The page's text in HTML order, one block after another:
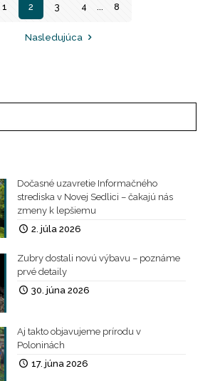
1 2 3 4 8
Nasledujúca
Dočasné uzavretie Informačného
strediska v Novej Sedlici – čakajú nás
zmeny k lepšiemu
2. júla 2026
Zubry dostali novú výbavu – poznáme
prvé detaily
30. júna 2026
Aj takto objavujeme prírodu v
Poloninách
17. júna 2026